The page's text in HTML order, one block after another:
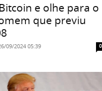
e olhe para o
que previu
09/2024 05:39 0